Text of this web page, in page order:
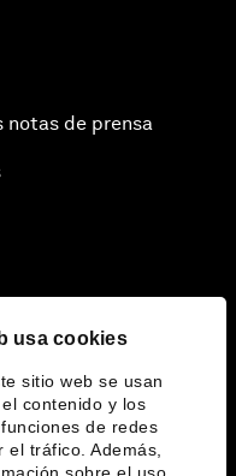
usa cookies
sitio web se usan
contenido y los
de redes
tráfico. Además,
notas de prensa